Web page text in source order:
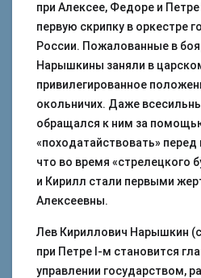
при Алексее, Федоре и
первую скрипку в оркестре
России. Пожалованные в
Нарышкины заняли в
привилегированное
окольничих. Даже
обращался к ним за
«походатайствовать»
что во время «стрелецкого
и Кирилл стали первыми
Алексеевны.
Лев Кириллович Нарышкин
при Петре I-м становится
управлении государством,